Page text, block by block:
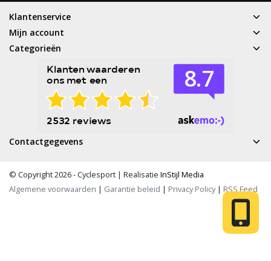
Klantenservice
Mijn account
Categorieën
Contactgegevens
© Copyright 2026 - Cyclesport | Realisatie InStijl Media
Algemene voorwaarden | Garantie beleid | Privacy Policy| RSS Feed